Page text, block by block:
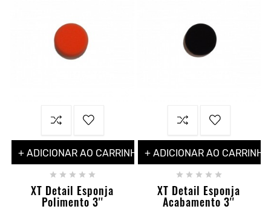
+ ADICIONAR AO CARRINHO
    
XT Detail Esponja
Polimento 3''
+ ADICIONAR AO CARRINHO
    
XT Detail Esponja
Acabamento 3''